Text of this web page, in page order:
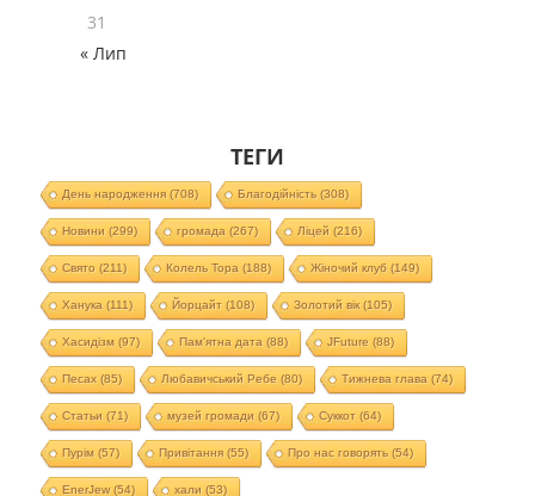
31
« Лип
ТЕГИ
День народження(708) Благодійність (308)
Новини (299) громада (267) Ліцей (216)
Свято (211) Колель Тора (188) Жіночий клуб (149)
Ханука (111) Йорцайт (108) Золотий вік(105)
Хасидізм (97) Пам'ятна дата (88) JFuture (88)
Песах(85) Любавичський Ребе (80) Тижнева глава (74)
Статьи (71) музей громади (67) Суккот (64)
Пурім (57) Привітання(55) Про нас говорять (54)
EnerJew(54) хали (53)